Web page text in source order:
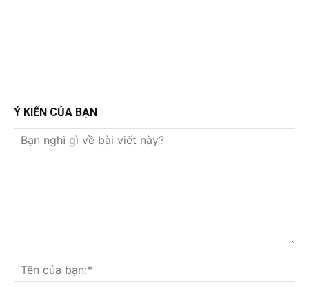
Ý KIẾN CỦA BẠN
nghĩ
gì